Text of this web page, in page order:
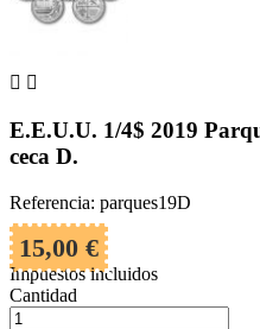
 
E.E.U.U. 1/4$ 2019
ceca D.
Referencia: parques19D
15,00 €
Impuestos incluidos
Cantidad